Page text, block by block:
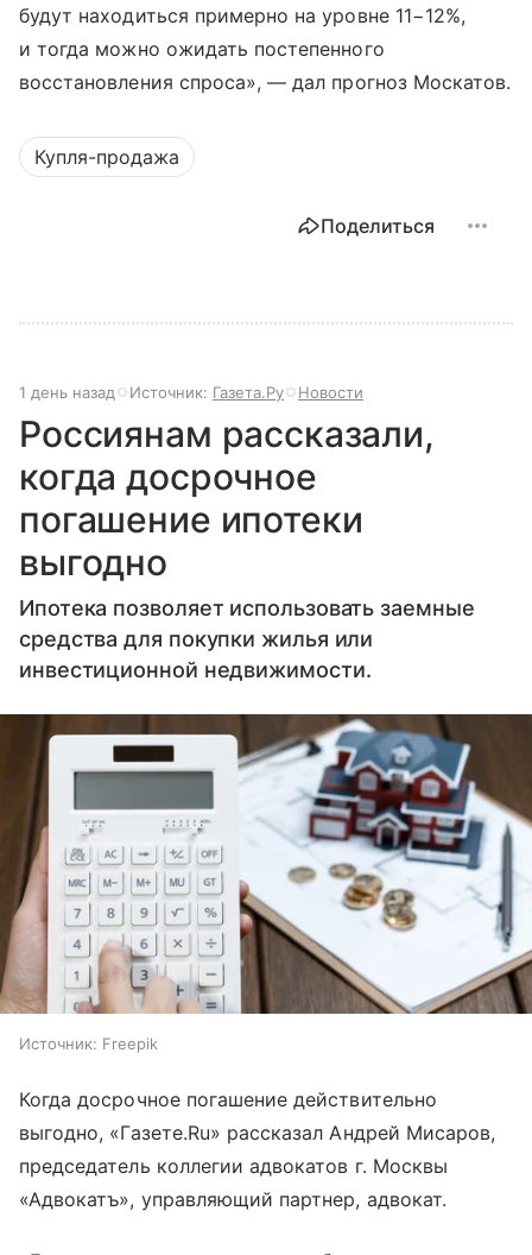
будут находиться примерно на уровне 11−12%,
и тогда можно ожидать постепенного
восстановления спроса», — дал прогноз Москатов.
Купля-продажа
Поделиться
1 день назад Источник: Газета.Ру Новости
Россиянам рассказали,
когда досрочное
погашение ипотеки
выгодно
Ипотека позволяет использовать заемные
средства для покупки жилья или
инвестиционной недвижимости.
Источник: Freepik
Когда досрочное погашение действительно
выгодно, «Газете.Ru» рассказал Андрей Мисаров,
председатель коллегии адвокатов г. Москвы
«Адвокатъ», управляющий партнер, адвокат.